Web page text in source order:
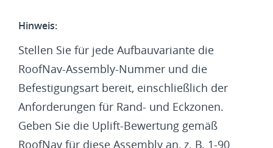
Hinweis:
Stellen Sie für jede Aufbauvariante die
RoofNav-Assembly-Nummer und die
Befestigungsart bereit, einschließlich der
Anforderungen für Rand- und Eckzonen.
Geben Sie die Uplift-Bewertung gemäß
RoofNav für diese Assembly an, z. B. 1-90